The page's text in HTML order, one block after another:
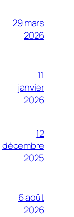
29 mars
2026
11
janvier
2026
12
décembre
2025
6 août
2026